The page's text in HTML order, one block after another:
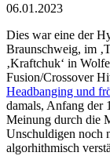
06.01.2023
Dies war eine der
Braunschweig, im
‚Kraftchuk‘ in
Fusion/Crossover
Headbanging und
damals, Anfang der
Meinung durch die
Unschuldigen noch
algorhithmisch